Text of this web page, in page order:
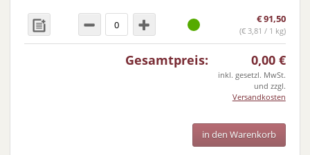
€91,50
(€3,81 / 1 kg)
Gesamtpreis: 0,00€
inkl. gesetzl. MwSt.
und zzgl.
Versandkosten
in den Warenkorb